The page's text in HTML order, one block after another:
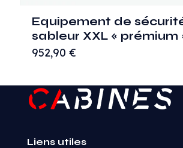
Equipement de
sableur XXL « prémium
952,90 €
Liens utiles